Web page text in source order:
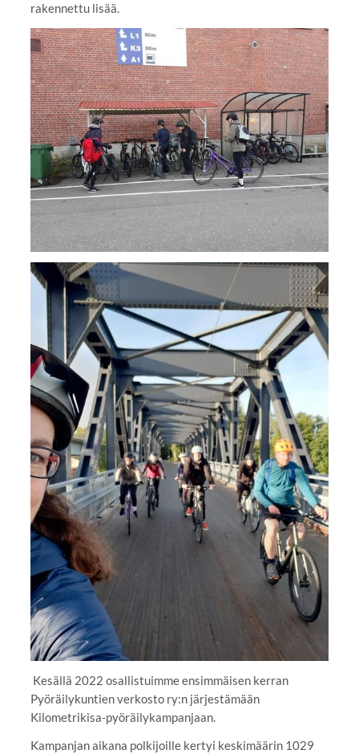
rakennettu lisää.
Kesällä 2022 osallistuimme ensimmäisen kerran
Pyöräilykuntien verkosto ry:n järjestämään
Kilometrikisa-pyöräilykampanjaan.
Kampanjan aikana polkijoille kertyi keskimäärin 1029